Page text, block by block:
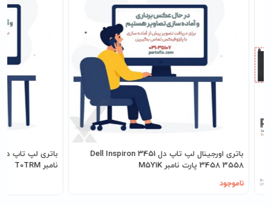
باتری اورجینال لپ تاپ دل Dell Inspiron 3451
3458 3558 پارت نامبر M5Y1K
ناموجود
نامبر T0TRM